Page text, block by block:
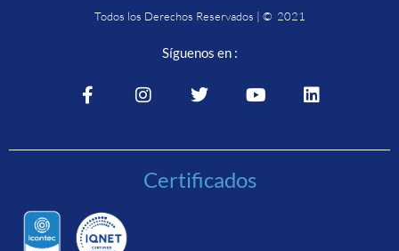
Todos los Derechos Reservados | © 2021
Síguenos en :
Certificados